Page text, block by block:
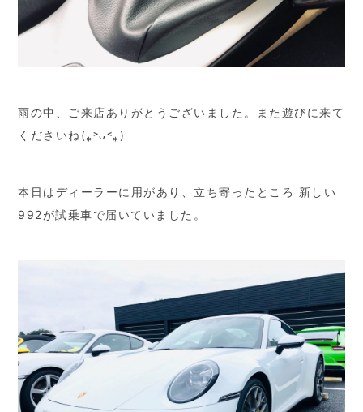
雨の中、ご来店ありがとうございました。また遊びに来て
くださいね(⁎˃ᴗ˂⁎)
本日はディーラーに用があり、立ち寄ったところ 新しい
992が試乗車で届いていました。